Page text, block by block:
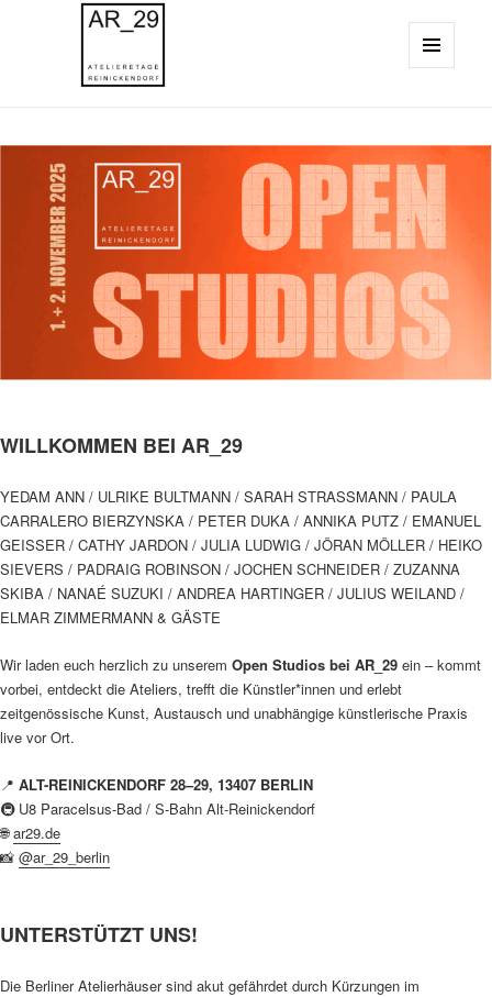
WILLKOMMEN BEI AR_29
YEDAM ANN / ULRIKE BULTMANN / SARAH STRASSMANN / PAULA
CARRALERO BIERZYNSKA / PETER DUKA / ANNIKA PUTZ / EMANUEL
GEISSER / CATHY JARDON / JULIA LUDWIG / JÖRAN MÖLLER / HEIKO
SIEVERS / PADRAIG ROBINSON / JOCHEN SCHNEIDER / ZUZANNA
SKIBA / NANAÉ SUZUKI / ANDREA HARTINGER / JULIUS WEILAND /
ELMAR ZIMMERMANN & GÄSTE
Wir laden euch herzlich zu unserem Open Studios bei AR_29 ein – kommt
vorbei, entdeckt die Ateliers, trefft die Künstler*innen und erlebt
zeitgenössische Kunst, Austausch und unabhängige künstlerische Praxis
live vor Ort.
📍 ALT-REINICKENDORF 28–29, 13407 BERLIN
🚇 U8 Paracelsus-Bad / S-Bahn Alt-Reinickendorf
🌐ar29.de
📸 @ar_29_berlin
UNTERSTÜTZT UNS!
Die Berliner Atelierhäuser sind akut gefährdet durch Kürzungen im